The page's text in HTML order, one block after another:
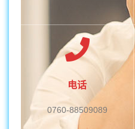
电话
0760-88509089